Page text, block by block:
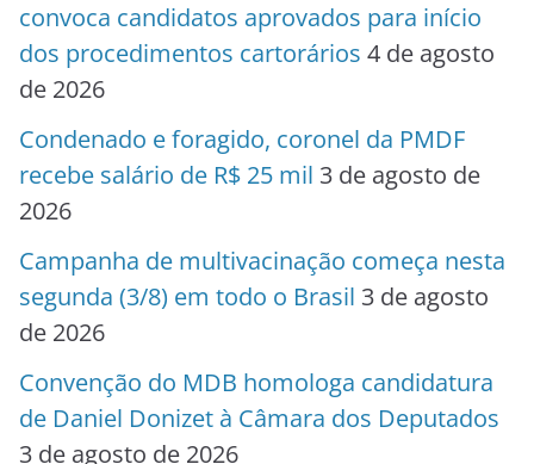
convoca candidatos aprovados para início
dos procedimentos cartorários 4 de agosto
de 2026
Condenado e foragido, coronel da PMDF
recebe salário de R$ 25 mil 3 de agosto de
2026
Campanha de multivacinação começa nesta
segunda (3/8) em todo o Brasil 3 de agosto
de 2026
Convenção do MDB homologa candidatura
de Daniel Donizet à Câmara dos Deputados
3 de agosto de 2026